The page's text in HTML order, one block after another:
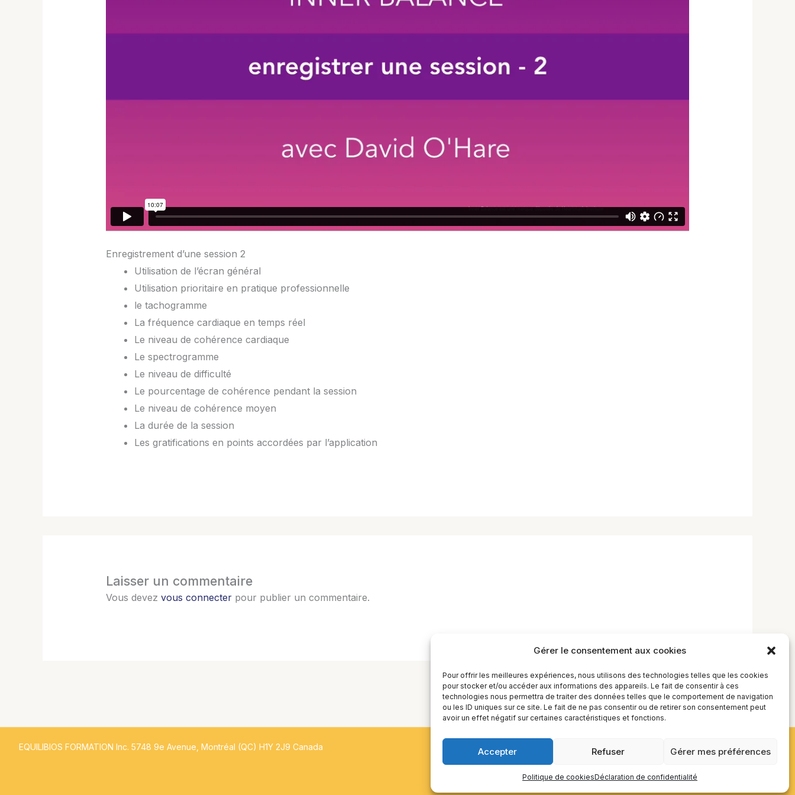
Gérer le consentement aux cookies
Pour offrir les meilleures expériences, nous utilisons des technologies telles que les cookies
pour stocker et/ou accéder aux informations des appareils. Le fait de consentir à ces
technologies nous permettra de traiter des données telles que le comportement de navigation
ou les ID uniques sur ce site. Le fait de ne pas consentir ou de retirer son consentement peut
avoir un effet négatif sur certaines caractéristiques et fonctions.
Accepter Refuser Gérer mes préférences
Politique de cookiesDéclaration de confidentialité
Enregistrement d’une session 2
Utilisation de l’écran général
Utilisation prioritaire en pratique professionnelle
le tachogramme
La fréquence cardiaque en temps réel
Le niveau de cohérence cardiaque
Le spectrogramme
Le niveau de difficulté
Le pourcentage de cohérence pendant la session
Le niveau de cohérence moyen
La durée de la session
Les gratifications en points accordées par l’application
Laisser un commentaire
Vous devez vous connecterpour publier un commentaire.
EQUILIBIOS FORMATION Inc. 5748 9e Avenue, Montréal (QC) H1Y 2J9 Canada